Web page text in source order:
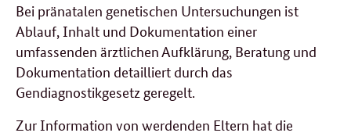
Bei pränatalen genetischen Untersuchungen ist
Ablauf, Inhalt und Dokumentation einer
umfassenden ärztlichen Aufklärung, Beratung und
Dokumentation detailliert durch das
Gendiagnostikgesetz geregelt.
Zur Information von werdenden Eltern hat die